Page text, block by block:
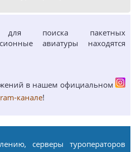
поиска пакетных
авиатуры находятся
в нашем официальном
канале!
серверы туроператоров